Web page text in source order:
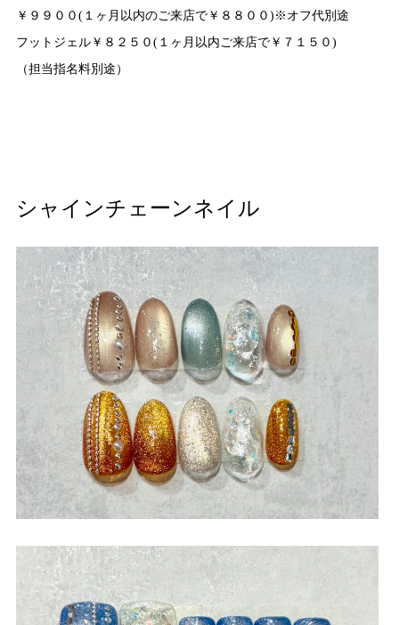
￥９９００(１ヶ月以内のご来店で￥８８００)※オフ代別途
フットジェル￥８２５０(１ヶ月以内ご来店で￥７１５０)
（担当指名料別途）
シャインチェーンネイル